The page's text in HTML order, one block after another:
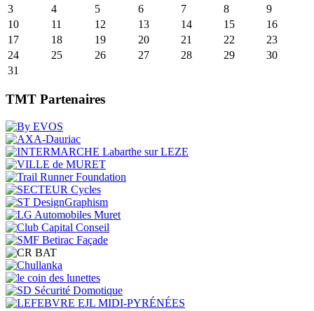
3
4 5 6 7 8
9
10
11 12 13 14 15
16
17
18 19 20 21 22
23
24
25 26 27 28 29
30
31
TMT Partenaires